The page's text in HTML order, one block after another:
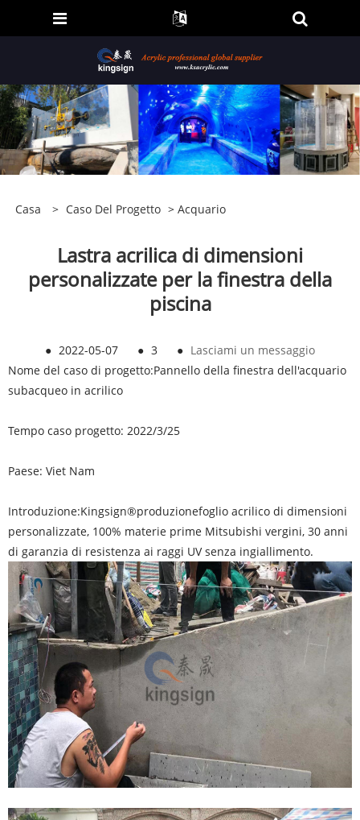
Casa > Caso Del Progetto > Acquario
Lastra acrilica di dimensioni
personalizzate per la finestra della
piscina
● 2022-05-07 ● 3 ● Lasciami un messaggio
Nome del caso di progetto:Pannello della finestra dell'acquario
subacqueo in acrilico
Tempo caso progetto: 2022/3/25
Paese: Viet Nam
Introduzione:Kingsign®produzionefoglio acrilico di dimensioni
personalizzate, 100% materie prime Mitsubishi vergini, 30 anni
di garanzia di resistenza ai raggi UV senza ingiallimento.